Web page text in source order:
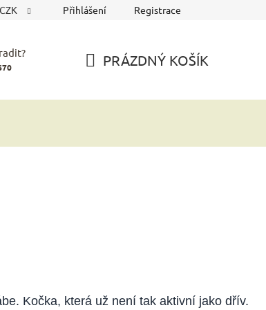
CZK Přihlášení Registrace
PRÁZDNÝ KOŠÍK
Kočka, která už není tak aktivní jako dřív.